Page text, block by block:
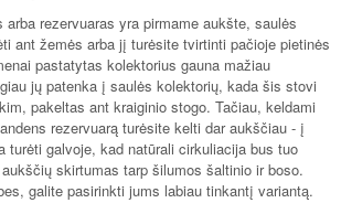
rezervuaras yra pirmame aukšte, saulės
ant žemės arba jį turėsite tvirtinti pačioje pietinės
pastatytas kolektorius gauna mažiau
jų patenka į saulės kolektorių, kada šis stovi
pakeltas ant kraiginio stogo. Tačiau, keldami
rezervuarą turėsite kelti dar aukščiau - į
turėti galvoje, kad natūrali cirkuliacija bus tuo
skirtumas tarp šilumos šaltinio ir boso.
galite pasirinkti jums labiau tinkantį variantą.